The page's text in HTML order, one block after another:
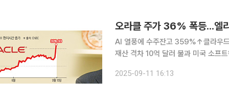
오라클 주가 36% 폭등...엘
AI 열풍에 수주잔고 359%↑클라우
재산 격차 10억 달러 불과 미국 소프
2025-09-11 16:13